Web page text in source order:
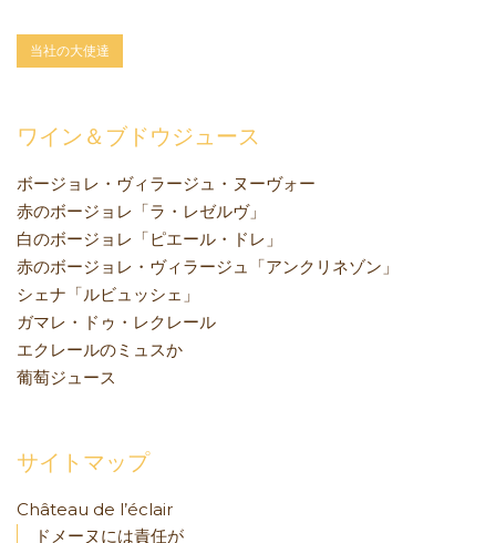
当社の大使達
ワイン＆ブドウジュース
ボージョレ・ヴィラージュ・ヌーヴォー
赤のボージョレ「ラ・レゼルヴ」
白のボージョレ「ピエール・ドレ」
赤のボージョレ・ヴィラージュ「アンクリネゾン」
シェナ「ルビュッシェ」
ガマレ・ドゥ・レクレール
エクレールのミュスか
葡萄ジュース
サイトマップ
Château de l’éclair
ドメーヌには責任が